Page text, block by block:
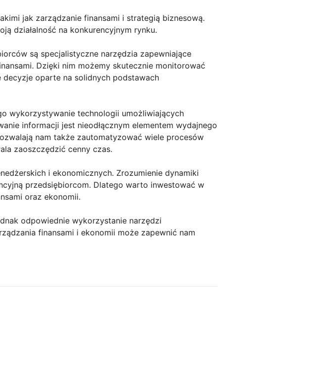
jak zarządzanie finansami i strategią biznesową.
działalność na konkurencyjnym rynku.
są specjalistyczne narzędzia zapewniające
Dzięki nim możemy skutecznie monitorować
oparte na solidnych podstawach
wykorzystywanie technologii umożliwiających
informacji jest nieodłącznym elementem wydajnego
nam także zautomatyzować wiele procesów
zaoszczędzić cenny czas.
i ekonomicznych. Zrozumienie dynamiki
przedsiębiorcom. Dlatego warto inwestować w
oraz ekonomii.
odpowiednie wykorzystanie narzędzi
finansami i ekonomii może zapewnić nam